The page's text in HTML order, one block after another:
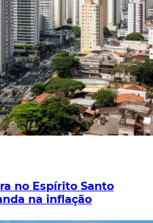
no Espírito Santo
na inflação